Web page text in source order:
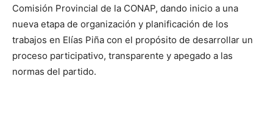
Comisión Provincial de la CONAP, dando inicio a una
nueva etapa de organización y planificación de los
trabajos en Elías Piña con el propósito de desarrollar un
proceso participativo, transparente y apegado a las
normas del partido.